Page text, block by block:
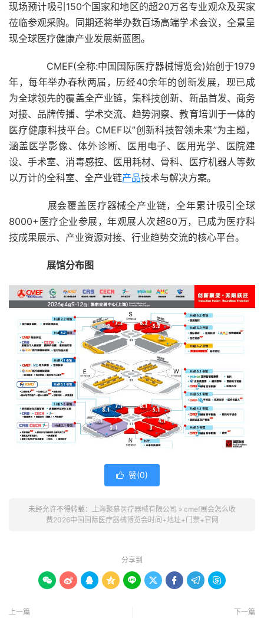
现场预计吸引150个国家和地区的超20万名专业观众及买家
莅临参观采购。同期还将举办数百场高端学术会议，全景呈
现全球医疗健康产业发展新蓝图。
CMEF(全称:中国国际医疗器械博览会)始创于1979
年，每年举办春秋两届，历经40余年的创新发展，现已成
为全球领先的覆盖全产业链，集科技创新、新品首发、商务
对接、品牌传播、学术交流、趋势洞察、教育培训于一体的
医疗健康科技平台。CMEF以”创新科技智领未来”为主题，
涵盖医学影像、体外诊断、医用电子、医用光学、医院建
设、手术室、消毒感控、医用耗材、骨科、医疗机器人等数
以万计的全科室、全产业链产品技术与解决方案。
展会覆盖医疗器械全产业链，全年累计吸引全球
8000+医疗企业参展，年观展人次超80万，已成为医疗科
技成果展示、产业资源对接、行业趋势交流的核心平台。
展馆分布图
 赞(0)
未经允许不得转载： 上海聚慕医疗器械有限公司 » cmef展会怎么收
费2026中国国际医疗器械博览会时间+地址+门票+官网
分享到
        
上一篇 下一篇